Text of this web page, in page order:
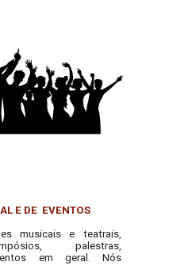
E DE EVENTOS
musicais e teatrais,
palestras,
em geral. Nós